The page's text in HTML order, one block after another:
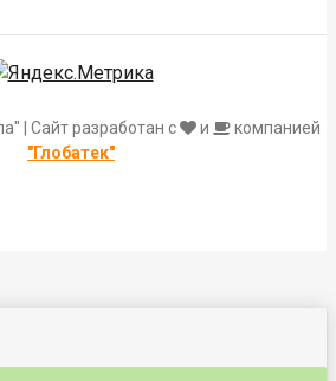
| Сайт разработан с и
компанией
"Глобатек"